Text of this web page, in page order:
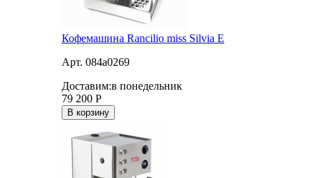
Кофемашина Rancilio miss Silvia E
Арт. 084a0269
Доставим:в понедельник
79 200 Р
В корзину